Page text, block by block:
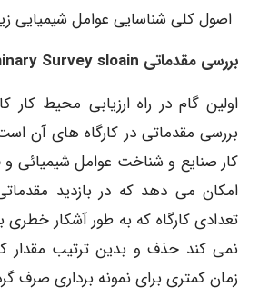
اصول کلی شناسایی عوامل شیمیایی
بررسی مقدماتی Survey sloain
اولین گام در راه ارزیابی محیط
بررسی مقدماتی در کارگاه های آن
کار صنایع و شناخت عوامل شیمیائی
امکان می دهد که در بازدید
تعدادی کارگاه که به طور آشکار خطری
نمی کند حذف و بدین ترتیب مقدار
زمان کمتری برای نمونه برداری صرف